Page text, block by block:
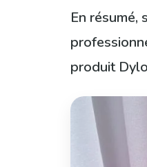
En
produit